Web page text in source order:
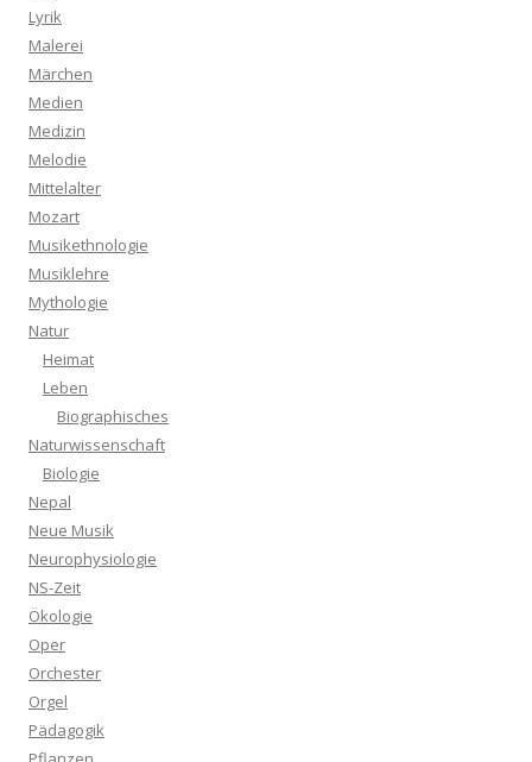
Lyrik
Malerei
Märchen
Medien
Medizin
Melodie
Mittelalter
Mozart
Musikethnologie
Musiklehre
Mythologie
Natur
Heimat
Leben
Biographisches
Naturwissenschaft
Biologie
Nepal
Neue Musik
Neurophysiologie
NS-Zeit
Ökologie
Oper
Orchester
Orgel
Pädagogik